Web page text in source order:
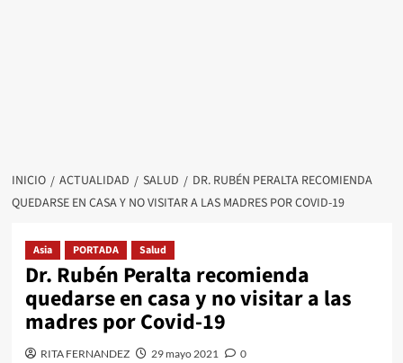
INICIO ACTUALIDAD SALUD
DR. RUBÉN PERALTA RECOMIENDA
QUEDARSE EN CASA Y NO VISITAR A LAS MADRES POR COVID-19
Asia PORTADA Salud
Dr. Rubén Peralta recomienda
quedarse en casa y no visitar a las
madres por Covid-19
RITA FERNANDEZ 29 mayo 2021 0